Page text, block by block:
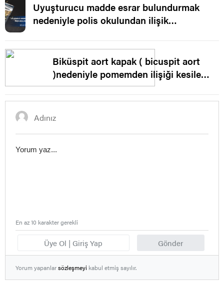
Uyuşturucu madde esrar bulundurmak
nedeniyle polis okulundan ilişik
Biküspit aort kapak ( bicuspit aort
)nedeniyle pomemden ilişiği kesilen
aday
Üye Ol | Giriş Yap Gönder
En az 10 karakter gerekli
Yorum yapanlarsözleşmeyi kabul etmiş sayılır.